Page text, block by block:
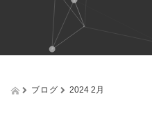
ブログ 2024 2月